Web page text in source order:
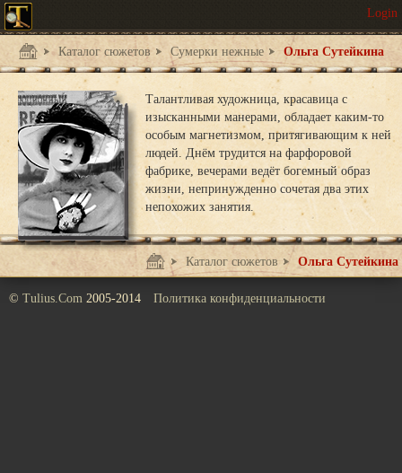
Каталог сюжетов Сумерки нежные Ольга Сутейкина
Талантливая художница, красавица с
изысканными манерами, обладает каким-то
особым магнетизмом, притягивающим к ней
людей. Днём трудится на фарфоровой
фабрике, вечерами ведёт богемный образ
жизни, непринужденно сочетая два этих
непохожих занятия.
Каталог сюжетов Сумерки нежные
Ольга Сутейкина
© Tulius.Com 2005-2014 Политика конфиденциальности